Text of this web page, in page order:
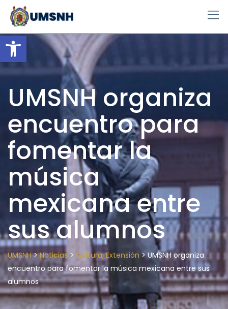
Open toolbar
Skip
content
UMSNH organiza
encuentro para
fomentar la
música
mexicana entre
sus alumnos
UMSNH>Noticias > Cultura, Extensión >UMSNH organiza
encuentro para fomentar la música mexicana entre sus
alumnos